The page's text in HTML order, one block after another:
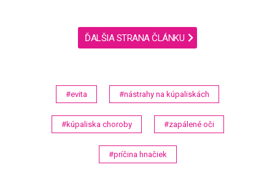
ĎALŠIA STRANA ČLÁNKU
#evita #nástrahy na kúpaliskách
#kúpaliska choroby #zapálené oči
#príčina hnačiek